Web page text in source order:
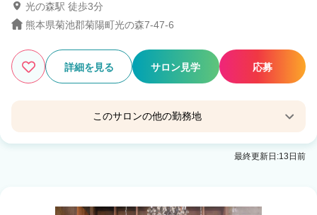
光の森駅 徒歩3分
熊本県菊池郡菊陽町光の森7-47-6
詳細を見る サロン見学 応募
このサロンの他の勤務地
ファミリーサロン ラッキー 天草店
最終更新日:13日前